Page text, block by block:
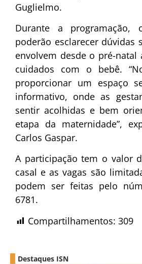
Guglielmo.
Durante a programação,
poderão esclarecer dúvidas
envolvem desde o pré-natal
cuidados com o bebê.
proporcionar um espaço
informativo, onde as
sentir acolhidas e bem
etapa da maternidade”,
Carlos Gaspar.
A participação tem o valor
casal e as vagas são
podem ser feitas pelo
6781.
Compartilhamentos: 309
Destaques ISN